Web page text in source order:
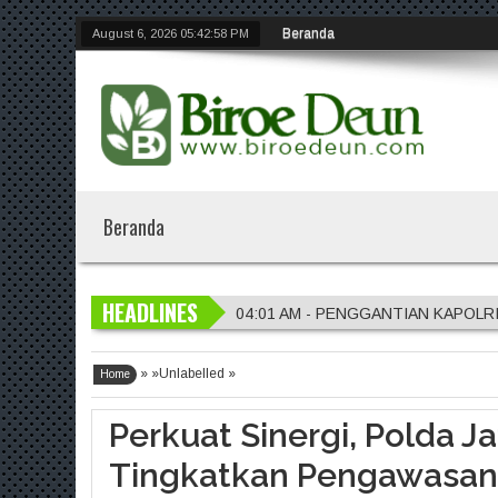
August 6, 2026 05:42:59 PM Beranda
Beranda
HEADLINES
04:01 AM - PENGGANTIAN
01:54 AM - Polres Jember Masifkan
01:51 AM - Polres Jombang
04:04 AM - DVI Polda Jatim
Home » »Unlabelled »
Perkuat Sinergi, Polda
Tingkatkan